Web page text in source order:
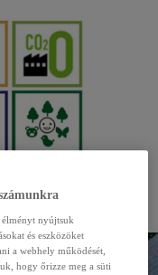
nyújtsuk
és eszközöket
a webhely működését,
hogy őrizze meg a süti